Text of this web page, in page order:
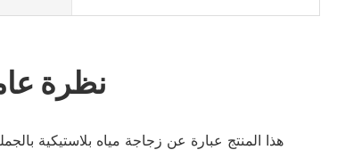
نظرة
هذا المنتج عبارة عن زجاجة مياه بلاستيكية